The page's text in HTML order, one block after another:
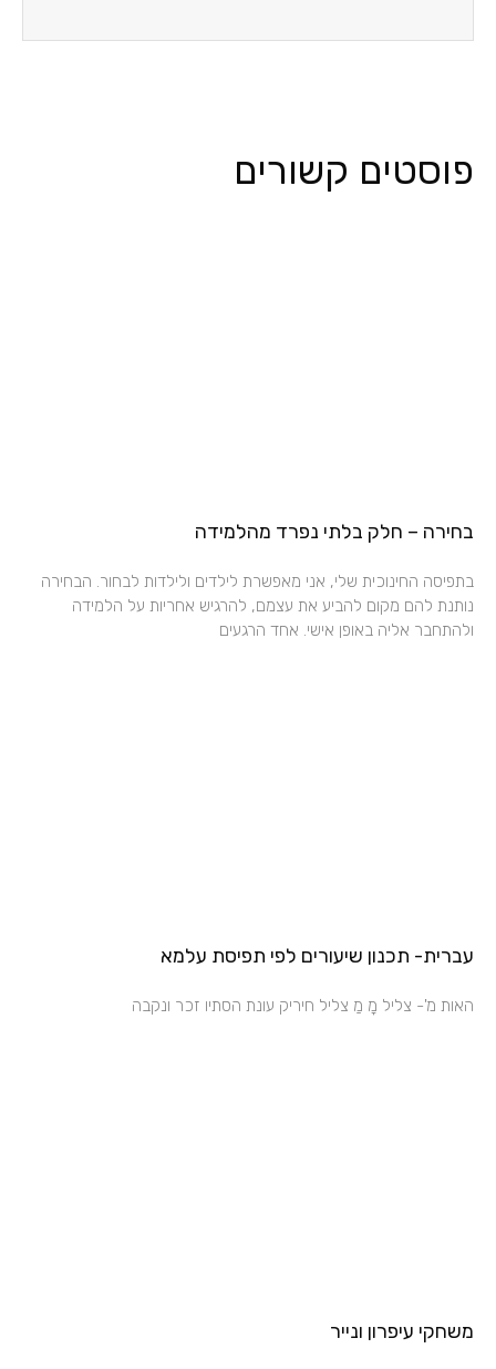
פוסטים קשורים
בחירה – חלק בלתי נפרד מהלמידה
בתפיסה החינוכית שלי, אני מאפשרת לילדים ולילדות לבחור. הבחירה
נותנת להם מקום להביע את עצמם, להרגיש אחריות על הלמידה
ולהתחבר אליה באופן אישי. אחד הרגעים
עברית- תכנון שיעורים לפי תפיסת עלמא
האות מ'- צליל מָ מַ צליל חיריק עונת הסתיו זכר ונקבה
משחקי עיפרון ונייר